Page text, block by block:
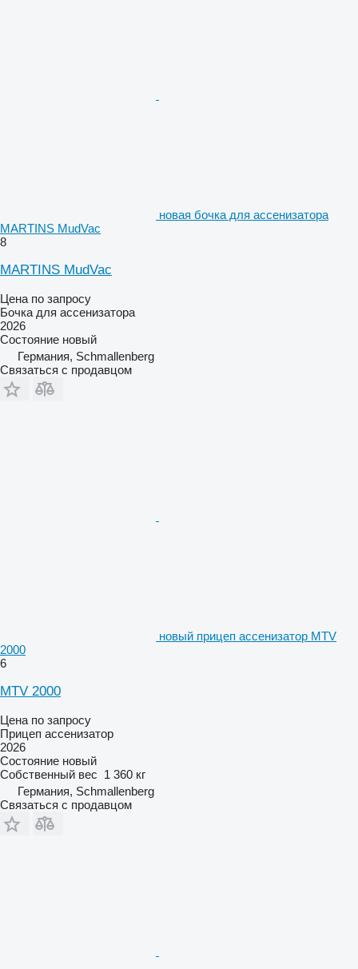
новая бочка для ассенизатора
MARTINS MudVac
8
MARTINS MudVac
Цена по запросу
Бочка для ассенизатора
2026
Состояние новый
Германия, Schmallenberg
Связаться с продавцом
новый прицеп ассенизатор MTV
2000
6
MTV 2000
Цена по запросу
Прицеп ассенизатор
2026
Состояние новый
Собственный вес 1 360 кг
Германия, Schmallenberg
Связаться с продавцом